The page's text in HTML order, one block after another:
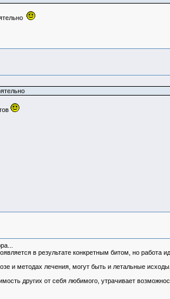
в результате конкретным битом, но работа
и методах лечения, могут быть и летальные исходы,
других от себя любимого, утрачивает